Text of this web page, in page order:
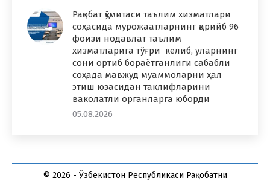
Рақобат қўмитаси таълим хизматлари
соҳасида мурожаатларнинг қарийб 96
фоизи нодавлат таълим
хизматларига тўғри келиб, уларнинг
сони ортиб бораётганлиги сабабли
соҳада мавжуд муаммоларни ҳал
этиш юзасидан таклифларини
ваколатли органларга юборди
05.08.2026
© 2026 - Ўзбекистон Республикаси Рақобатни